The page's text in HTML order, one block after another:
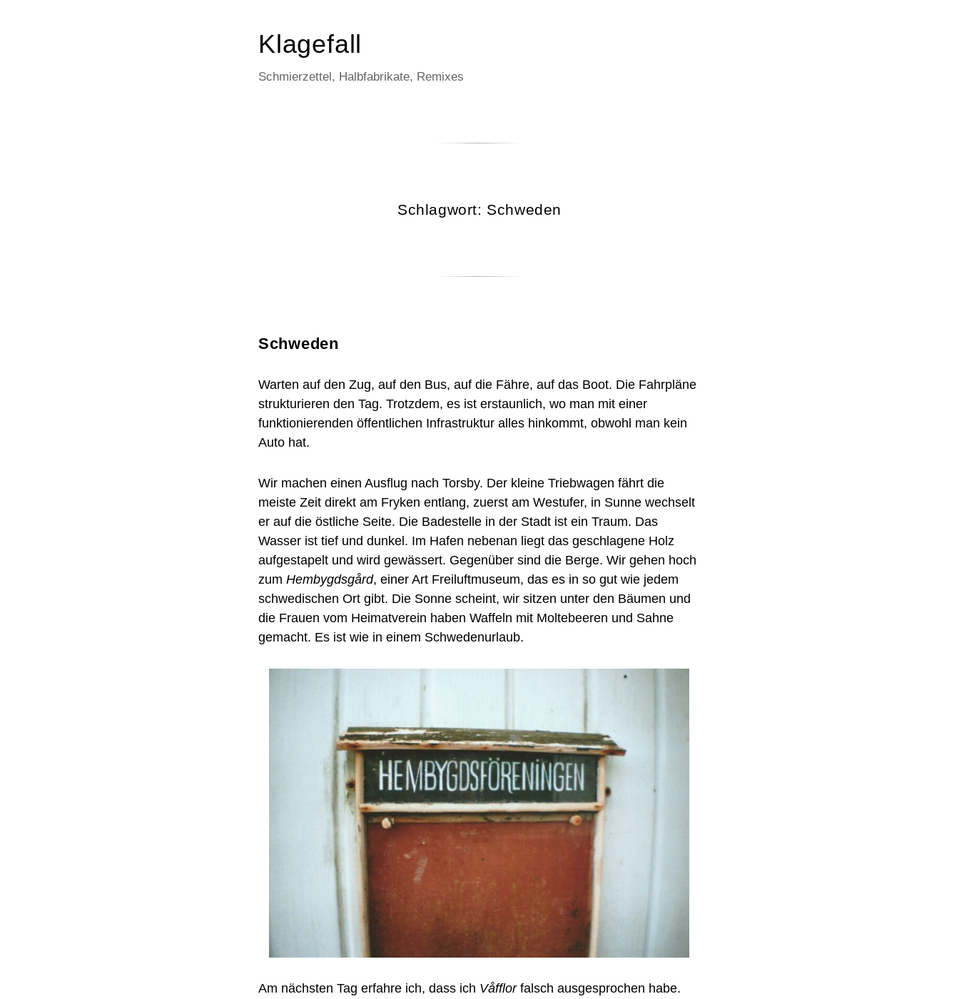
Klagefall
Schmierzettel, Halbfabrikate, Remixes
Schlagwort: Schweden
Schweden
Warten auf den Zug, auf den Bus, auf die Fähre, auf das Boot. Die Fahrpläne
strukturieren den Tag. Trotzdem, es ist erstaunlich, wo man mit einer
funktionierenden öffentlichen Infrastruktur alles hinkommt, obwohl man kein
Auto hat.
Wir machen einen Ausflug nach Torsby. Der kleine Triebwagen fährt die
meiste Zeit direkt am Fryken entlang, zuerst am Westufer, in Sunne wechselt
er auf die östliche Seite. Die Badestelle in der Stadt ist ein Traum. Das
Wasser ist tief und dunkel. Im Hafen nebenan liegt das geschlagene Holz
aufgestapelt und wird gewässert. Gegenüber sind die Berge. Wir gehen hoch
zum Hembygdsgård, einer Art Freiluftmuseum, das es in so gut wie jedem
schwedischen Ort gibt. Die Sonne scheint, wir sitzen unter den Bäumen und
die Frauen vom Heimatverein haben Waffeln mit Moltebeeren und Sahne
gemacht. Es ist wie in einem Schwedenurlaub.
Am nächsten Tag erfahre ich, dass ich Våfflorfalsch ausgesprochen habe.